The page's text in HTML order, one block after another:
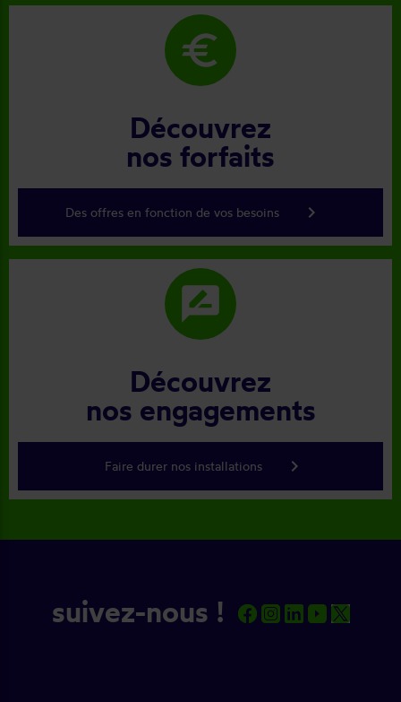
euro
Découvrez
nos forfaits
Des offres en fonction de vos besoins keyboard_arrow_right
rate_review
Découvrez
nos engagements
Faire durer nos installations keyboard_arrow_right
suivez-nous !